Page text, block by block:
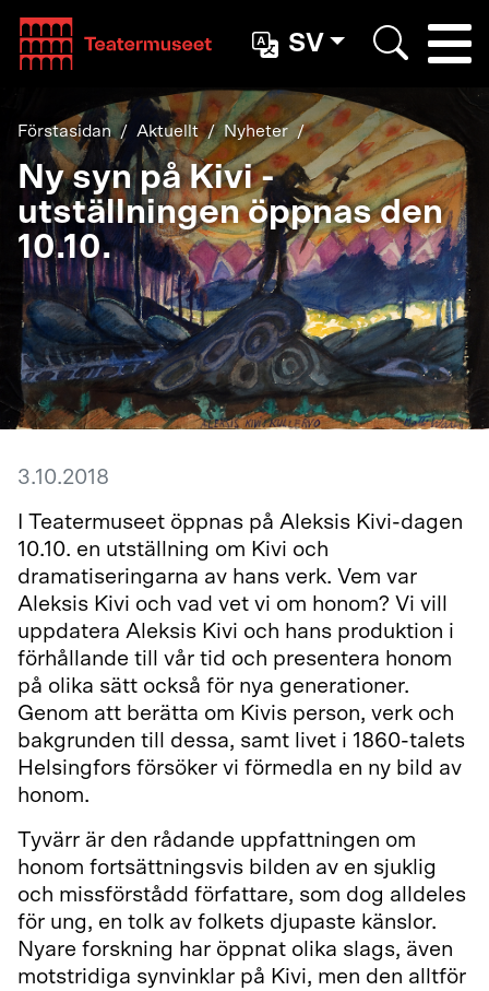
Teatterimuseo
SV
Förstasidan Aktuellt Nyheter
Ny syn på Kivi -
utställningen öppnas den
10.10.
3.10.2018
I Teatermuseet öppnas på Aleksis Kivi-dagen
10.10. en utställning om Kivi och
dramatiseringarna av hans verk. Vem var
Aleksis Kivi och vad vet vi om honom? Vi vill
uppdatera Aleksis Kivi och hans produktion i
förhållande till vår tid och presentera honom
på olika sätt också för nya generationer.
Genom att berätta om Kivis person, verk och
bakgrunden till dessa, samt livet i 1860-talets
Helsingfors försöker vi förmedla en ny bild av
honom.
Tyvärr är den rådande uppfattningen om
honom fortsättningsvis bilden av en sjuklig
och missförstådd författare, som dog alldeles
för ung, en tolk av folkets djupaste känslor.
Nyare forskning har öppnat olika slags, även
motstridiga synvinklar på Kivi, men den alltför